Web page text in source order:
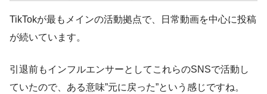
TikTokが最もメインの活動拠点で、日常動画を中心に投稿
が続いています。
引退前もインフルエンサーとしてこれらのSNSで活動し
ていたので、ある意味”元に戻った”という感じですね。